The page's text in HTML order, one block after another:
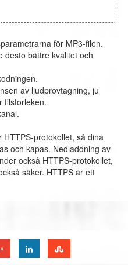
för MP3-filen.
desto bättre kvalitet och
av ljudprovtagning, ju
filstorleken.
protokollet, så dina
och kapas. Nedladdning av
också HTTPS-protokollet,
säker. HTTPS är ett